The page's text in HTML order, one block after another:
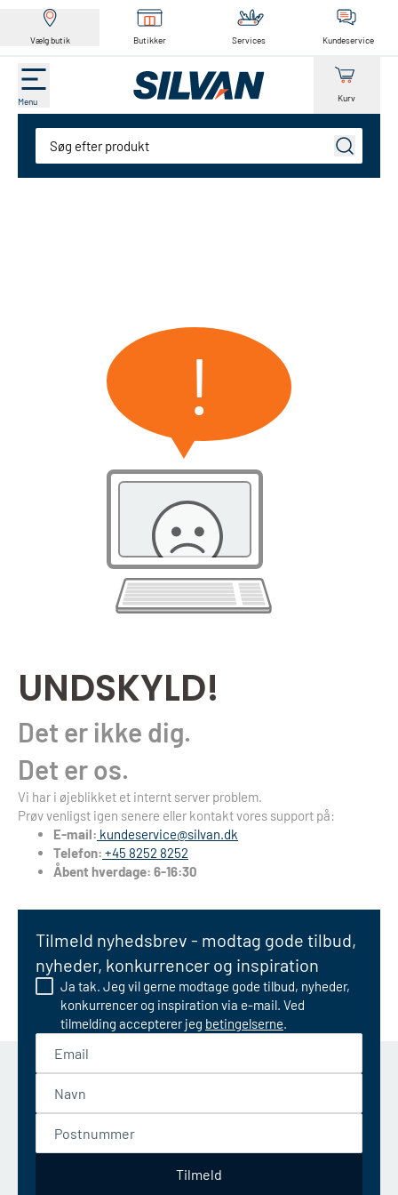
Vælg butik Butikker Services Kundeservice
Menu Kurv
Søg
UNDSKYLD!
Det er ikke dig.
Det er os.
Vi har i øjeblikket et internt server problem.
Prøv venligst igen senere eller kontakt vores support på:
E-mail: kundeservice@silvan.dk
Telefon: +45 8252 8252
Åbent hverdage: 6-16:30
!
Tilmeld nyhedsbrev - modtag gode tilbud,
nyheder, konkurrencer og inspiration
Ja tak. Jeg vil gerne modtage gode tilbud, nyheder,
konkurrencer og inspiration via e-mail. Ved
tilmelding accepterer jeg betingelserne.
Tilmeld